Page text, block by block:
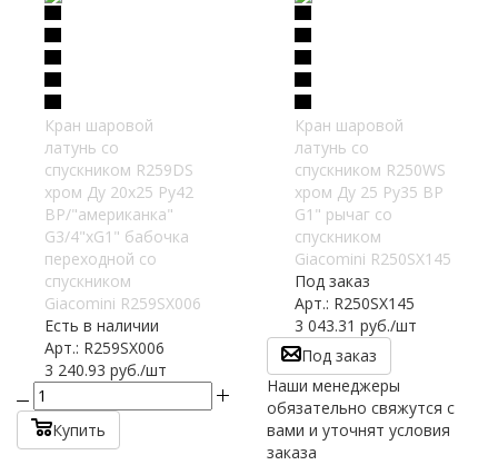
Кран шаровой
латунь со
спускником R259DS
хром Ду 20х25 Ру42
ВР/"американка"
G3/4"xG1" бабочка
переходной со
спускником
Giacomini R259SX006
Есть в наличии
Арт.: R259SX006
3 240.93 руб./шт
Купить
Кран шаровой
латунь со
спускником R250WS
хром Ду 25 Ру35 ВР
G1" рычаг со
спускником
Giacomini R250SX145
Под заказ
Арт.: R250SX145
3 043.31 руб./шт
Под заказ
Наши менеджеры
обязательно свяжутся с
вами и уточнят условия
заказа